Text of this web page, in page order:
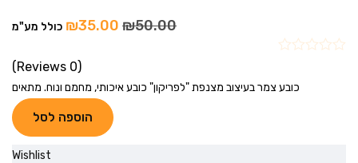
₪50.00
₪35.00 כולל מע"מ
(0 Reviews)
כובע צמר בעיצוב מצנפת "לפריקון" כובע איכותי, מחמם ונוח. מתאים
הוספה לסל
Wishlist